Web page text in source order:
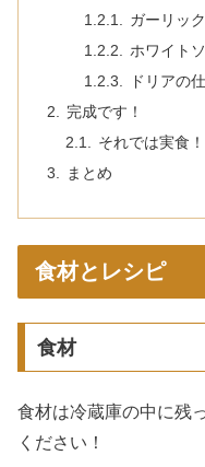
ガーリッ
ホワイト
ドリアの
完成です！
それでは実食！
まとめ
食材とレシピ
食材
食材は冷蔵庫の中に残
ください！